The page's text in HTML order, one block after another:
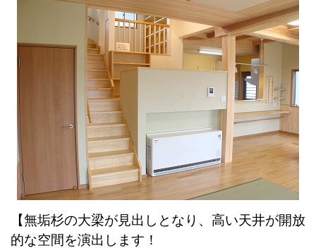
【無垢杉の大梁が見出しとなり、高い天井が開放
的な空間を演出します！